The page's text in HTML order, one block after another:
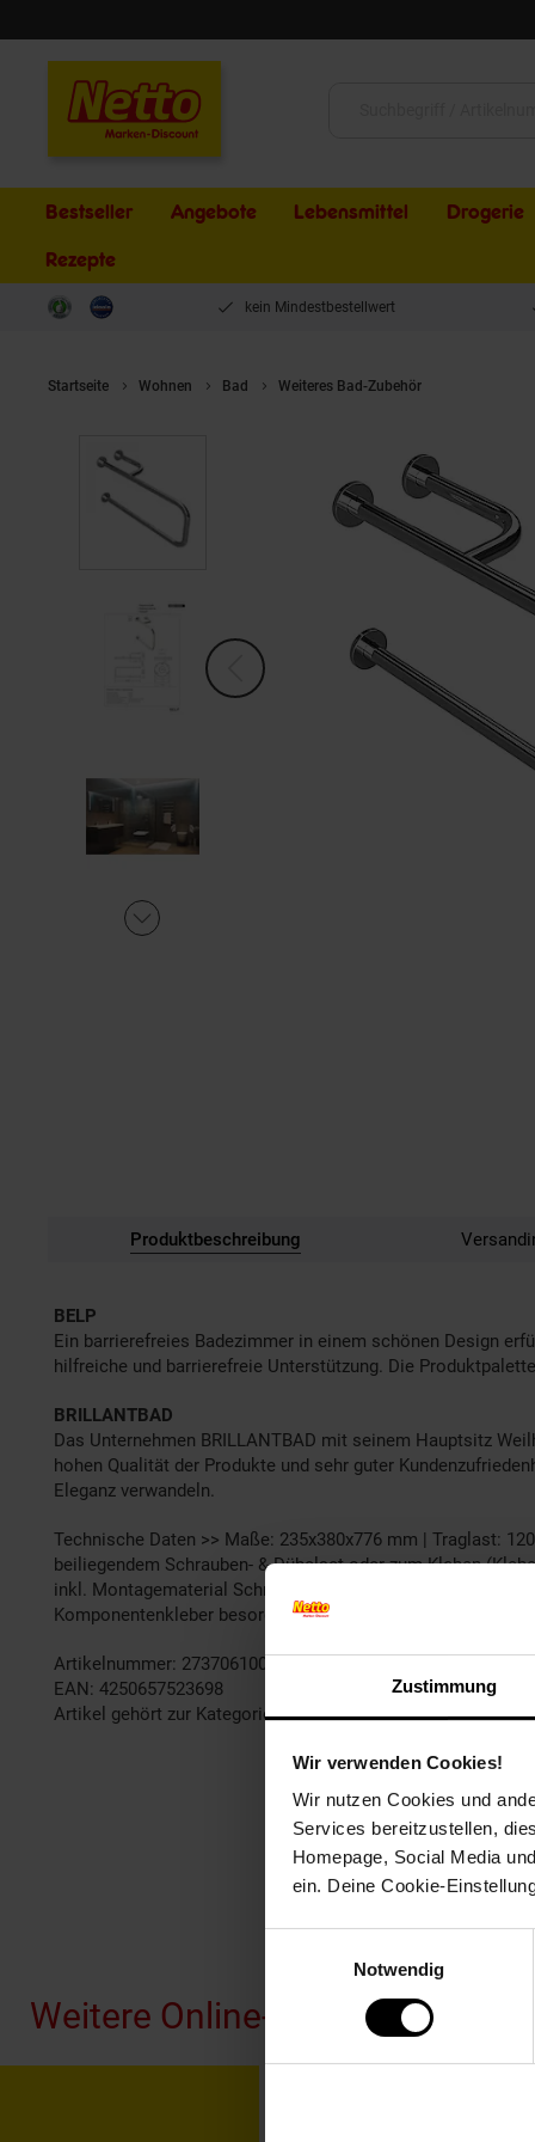
Zustimmung
Wir verwenden Cookies!
Wir nutzen Cookies und
Services bereitzustellen,
Homepage, Social Media
ein. Deine Cookie-
Notwendig
Bestseller Angebote Lebensmittel Drogerie
Rezepte
kein Mindestbestellwert
Startseite Wohnen Bad Weiteres Bad-Zubehör
Produktbeschreibung
BELP
Ein barrierefreies Badezimmer in einem schönen Design
hilfreiche und barrierefreie Unterstützung. Die
BRILLANTBAD
Das Unternehmen BRILLANTBAD mit seinem Hauptsitz
hohen Qualität der Produkte und sehr guter
Eleganz verwandeln.
Technische Daten >> Maße: 235x380x776 mm | Traglast:
beiliegendem Schrauben- & Dübelset oder zum Kleben
inkl. Montagematerial Schrauben & Dübelset (wenn
Komponentenkleber besorgen). Bitte beachten Sie auch den
Artikelnummer: 2737061000
EAN: 4250657523698
Artikel gehört zur Kategorie:Weiteres Bad-Zubehör
Weitere Online-Angebote